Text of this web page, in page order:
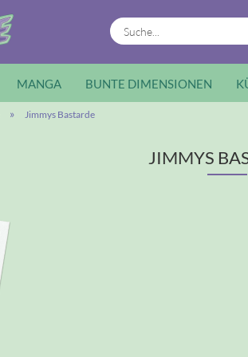
MANGA BUNTE DIMENSIONEN
» Jimmys Bastarde
JIMMYS